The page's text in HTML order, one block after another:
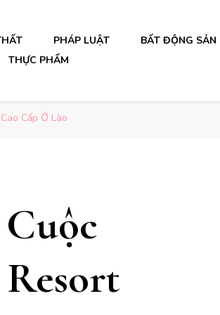
PHÁP LUẬT BẤT ĐỘNG SẢN
THỰC PHẨM
Cấp Ở Lào